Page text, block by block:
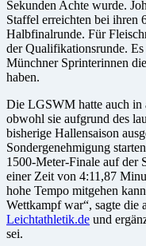
Sekunden Achte wurde.
Staffel erreichten bei ihren
Halbfinalrunde. Für
der Qualifikationsrunde.
Münchner Sprinterinnen
haben.
Die LGSWM hatte auch in
obwohl sie aufgrund des
bisherige Hallensaison
Sondergenehmigung
1500-Meter-Finale auf der
einer Zeit von 4:11,87
hohe Tempo mitgehen
Wettkampf war“, sagte die
Leichtathletik.de und
sei.